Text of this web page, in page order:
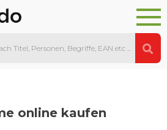
online kaufen